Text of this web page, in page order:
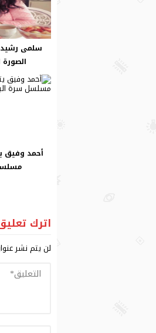
سلمى رشيد
الصورة
أحمد وفيق
اترك
لن يتم نشر